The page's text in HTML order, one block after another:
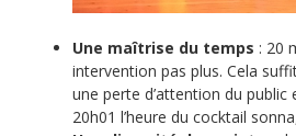
Une maîtrise du temps : 20
intervention pas plus. Cela
une perte d’attention du
20h01 l’heure du cocktail